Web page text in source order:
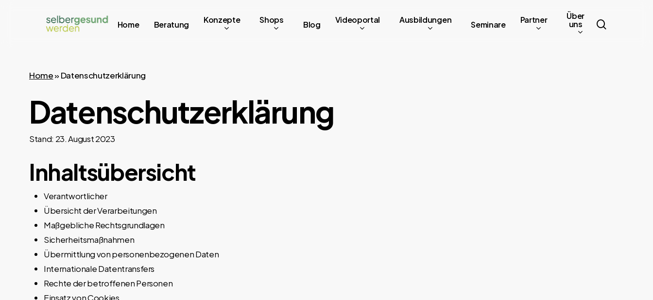
Home Beratung Konzepte Shops Blog Videoportal Ausbildungen Seminare Partner
Über
uns
Home» Datenschutzerklärung
Datenschutzerklärung
Stand: 23. August 2023
Inhaltsübersicht
Verantwortlicher
Übersicht der Verarbeitungen
Maßgebliche Rechtsgrundlagen
Sicherheitsmaßnahmen
Übermittlung von personenbezogenen Daten
Internationale Datentransfers
Rechte der betroffenen Personen
Einsatz von Cookies